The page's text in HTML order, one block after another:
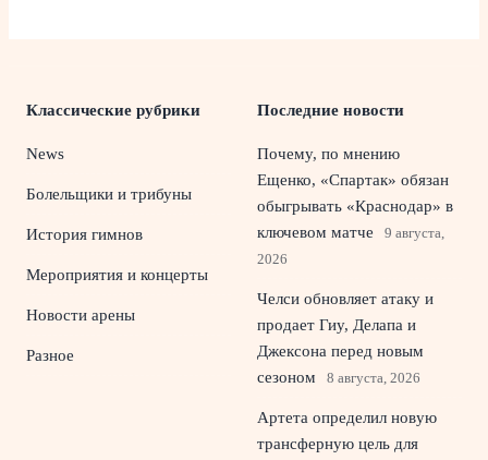
Классические рубрики
News
Болельщики и трибуны
История гимнов
Мероприятия и концерты
Новости арены
Разное
Последние новости
Почему, по мнению
Ещенко, «Спартак» обязан
обыгрывать «Краснодар» в
ключевом матче
9 августа,
2026
Челси обновляет атаку и
продает Гиу, Делапа и
Джексона перед новым
сезоном
8 августа, 2026
Артета определил новую
трансферную цель для